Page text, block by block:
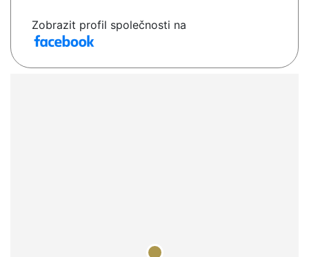
Zobrazit profil společnosti na